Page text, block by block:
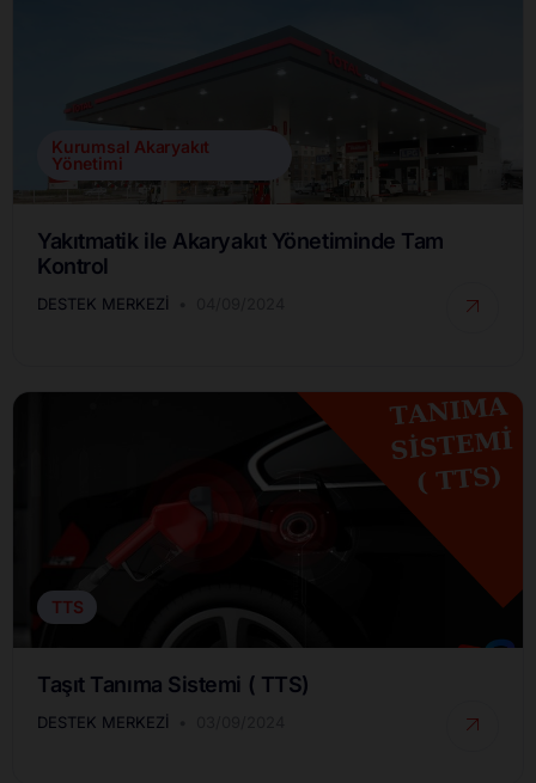
Kurumsal Akaryakıt
Yönetimi
Yakıtmatik ile Akaryakıt Yönetiminde Tam
Kontrol
DESTEK MERKEZI
TTS
Taşıt Tanıma Sistemi ( TTS)
DESTEK MERKEZI